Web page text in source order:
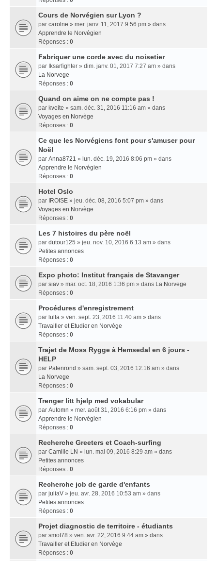
Cours de Norvégien sur Lyon ?
par carolne » mer. janv. 11, 2017 9:56 pm » dans
Apprendre le Norvégien
Réponses : 0
Fabriquer une corde avec du noisetier
par Iksarfighter » dim. janv. 01, 2017 7:27 am » dans
La Norvege
Réponses : 0
Quand on aime on ne compte pas !
par kveite » sam. déc. 31, 2016 11:16 am » dans
Voyages en Norvège
Réponses : 0
Ce que les Norvégiens font pour s'amuser pour
Noël
par Anna8721 » lun. déc. 19, 2016 8:06 pm » dans
Apprendre le Norvégien
Réponses : 0
Hotel Oslo
par IROISE » jeu. déc. 08, 2016 5:07 pm » dans
Voyages en Norvège
Réponses : 0
Les 7 histoires du père noël
par dutour125 » jeu. nov. 10, 2016 6:13 am » dans
Petites annonces
Réponses : 0
Expo photo: Institut français de Stavanger
par siav » mar. oct. 18, 2016 1:36 pm » dans La Norvege
Réponses : 0
Procédures d'enregistrement
par lulla » ven. sept. 23, 2016 11:40 am » dans
Travailler et Etudier en Norvège
Réponses : 0
Trajet de Moss Rygge à Hemsedal en 6 jours -
HELP
par Patenrond » sam. sept. 03, 2016 12:16 am » dans
La Norvege
Réponses : 0
Trenger litt hjelp med vokabular
par Automn » mer. août 31, 2016 6:16 pm » dans
Apprendre le Norvégien
Réponses : 0
Recherche Greeters et Coach-surfing
par Camille LN » lun. mai 09, 2016 8:29 am » dans
Petites annonces
Réponses : 0
Recherche job de garde d'enfants
par juliaV » jeu. avr. 28, 2016 10:53 am » dans
Petites annonces
Réponses : 0
Projet diagnostic de territoire - étudiants
par smot78 » ven. avr. 22, 2016 9:44 am » dans
Travailler et Etudier en Norvège
Réponses : 0